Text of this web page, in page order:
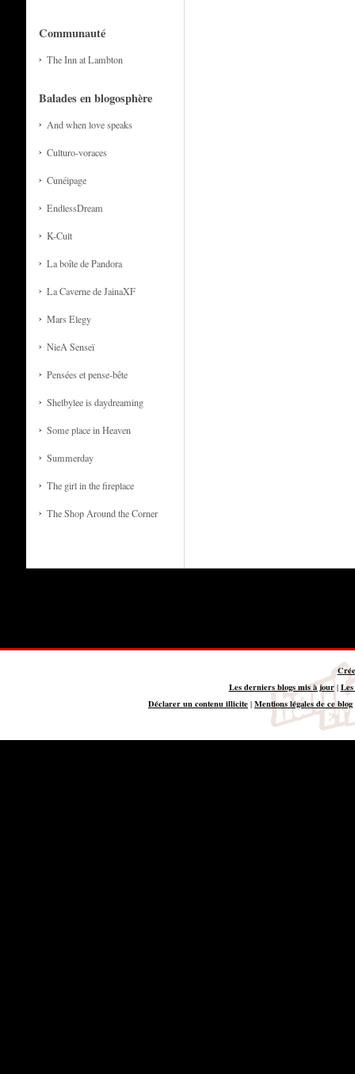
Communauté
The Inn at Lambton
Balades en blogosphère
And when love speaks
Culturo-voraces
Cunéipage
EndlessDream
K-Cult
La boîte de Pandora
La Caverne de JainaXF
Mars Elegy
NieA Senseï
Pensées et pense-bête
Shelbylee is daydreaming
Some place in Heaven
Summerday
The girl in the fireplace
The Shop Around the Corner
Les derniers blogs mis à jour|
Déclarer un contenu illicite | Mentions légales de ce blog